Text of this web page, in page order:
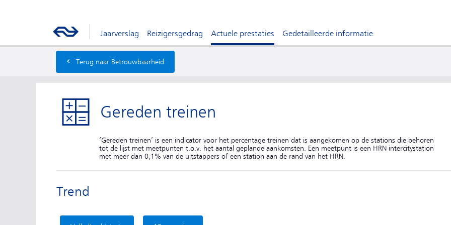
Jaarverslag Reizigersgedrag Actuele prestaties Gedetailleerde informatie
‹ Terug naar Betrouwbaarheid
Gereden treinen
‘Gereden treinen’ is een indicator voor het percentage treinen dat is aangekomen op de stations die behoren
tot de lijst met meetpunten t.o.v. het aantal geplande aankomsten. Een meetpunt is een HRN intercitystation
met meer dan 0,1% van de uitstappers of een station aan de rand van het HRN.
Trend